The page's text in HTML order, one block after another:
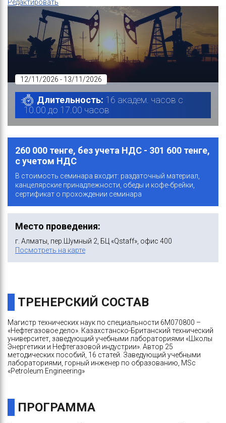
Редактировать
12/11/2026 - 13/11/2026
Длительность: 16 академ. часов с
10.00 до 17.00 часов
260 000 тенге, без учета НДС - 301 600 тенге,
с учетом НДС
В стоимость семинара входит: раздаточный материал,
канцелярские принадлежности, обеды и кофе-брейки,
сертификат о прохождении семинара
Место проведения:
г. Алматы, пер.Шумный 2, БЦ «Qstaff», офис 400
Посмотреть на карте
ТРЕНЕРСКИЙ СОСТАВ
Магистр технических наук по специальности 6М070800 –
«Нефтегазовое дело». Казахстанско-Британский технический
университет, заведующий учебными лабораториями «Школы
Энергетики и Нефтегазовой индустрии». Автор 25
методических пособий, 16 статей. Заведующий учебными
лабораториями, горный инженер по образованию, MSc
«Petroleum Engineering»
ПРОГРАММА